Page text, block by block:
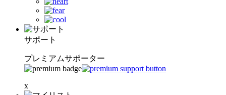
サポート
プレミアムサポーター
x